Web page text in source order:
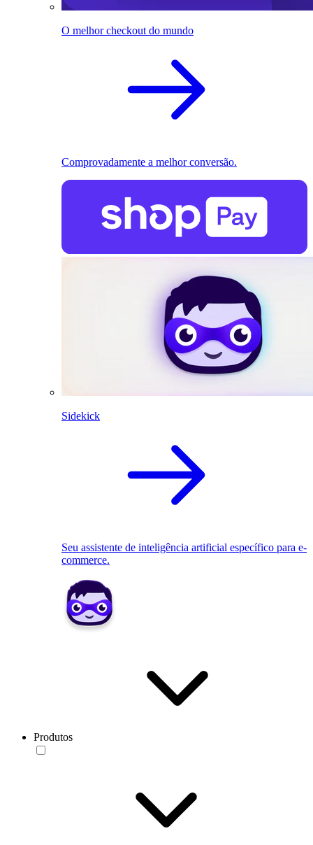
O melhor checkout do mundo
Comprovadamente a melhor conversão.
Sidekick
Seu assistente de inteligência artificial específico para e-
commerce.
Produtos